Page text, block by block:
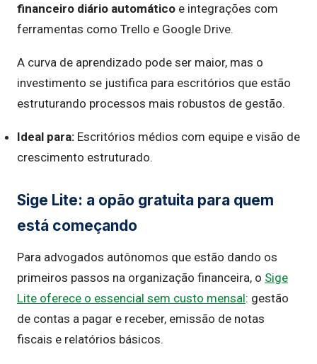
financeiro diário automático e integrações com
ferramentas como Trello e Google Drive.
A curva de aprendizado pode ser maior, mas o
investimento se justifica para escritórios que estão
estruturando processos mais robustos de gestão.
Ideal para: Escritórios médios com equipe e visão de
crescimento estruturado.
Sige Lite: a opão gratuita para quem
está começando
Para advogados autônomos que estão dando os
primeiros passos na organização financeira, o Sige
Lite oferece o essencial sem custo mensal: gestão
de contas a pagar e receber, emissão de notas
fiscais e relatórios básicos.